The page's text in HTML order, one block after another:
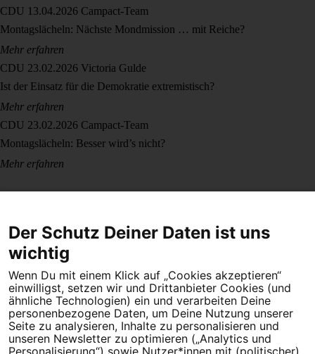
CDU 13.04.2026 Campact-Team
Montagslächeln: Nächste Mondmission … mit Reiche?
Mehr erfahren
CDU 23.02.2026 Victoria Gulde
Ist der Einsatz für die Demokratie extremistisch?
Mehr erfahren
CDU 23.02.2026 Campact-Team
Montagslächeln: Besser wird’s nicht?
Mehr erfahren
Dein Engagement macht den Unterschied. Schließe Dich 4,5
Millionen Menschen an.
Newsletter bestellen
Der Schutz Deiner Daten ist uns
wichtig
Wenn Du mit einem Klick auf „Cookies akzeptieren“
einwilligst, setzen wir und Drittanbieter Cookies (und
ähnliche Technologien) ein und verarbeiten Deine
personenbezogene Daten, um Deine Nutzung unserer
Seite zu analysieren, Inhalte zu personalisieren und
unseren Newsletter zu optimieren („Analytics und
Personalisierung“) sowie Nutzer*innen mit (politischer)